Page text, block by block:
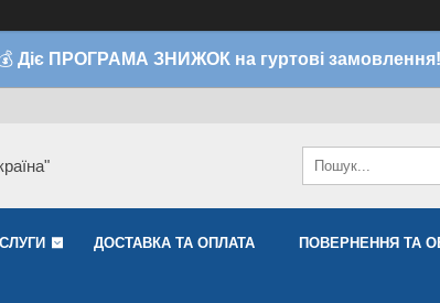
Діє ПРОГРАМА ЗНИЖОК на гуртові замовлення!
ДОСТАВКА ТА ОПЛАТА ПОВЕРНЕННЯ ТА